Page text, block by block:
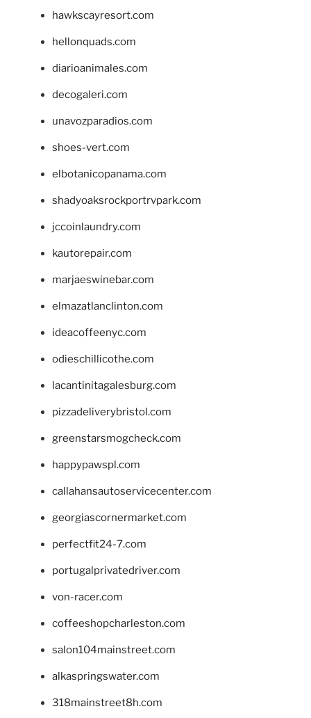
hawkscayresort.com
hellonquads.com
diarioanimales.com
decogaleri.com
unavozparadios.com
shoes-vert.com
elbotanicopanama.com
shadyoaksrockportrvpark.com
jccoinlaundry.com
kautorepair.com
marjaeswinebar.com
elmazatlanclinton.com
ideacoffeenyc.com
odieschillicothe.com
lacantinitagalesburg.com
pizzadeliverybristol.com
greenstarsmogcheck.com
happypawspl.com
callahansautoservicecenter.com
georgiascornermarket.com
perfectfit24-7.com
portugalprivatedriver.com
von-racer.com
coffeeshopcharleston.com
salon104mainstreet.com
alkaspringswater.com
318mainstreet8h.com